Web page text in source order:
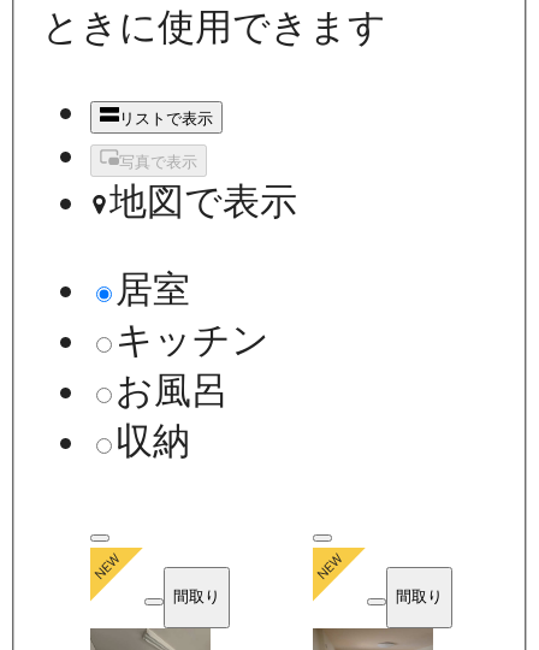
ときに使用できます
リストで表示
写真で表示
地図で表示
居室
キッチン
お風呂
収納
間取り 間取り